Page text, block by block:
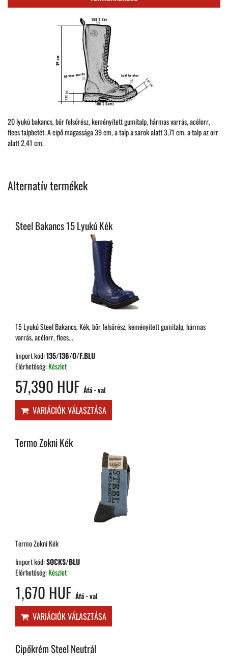
20 lyukú bakancs, bőr felsőrész, keményített gumitalp, hármas varrás, acélorr,
flees talpbetét. A cipő magassága 39 cm, a talp a sarok alatt 3,71 cm, a talp az orr
alatt 2,41 cm.
Alternatív termékek
Steel Bakancs 15 Lyukú Kék
15 Lyukú Steel Bakancs, Kék, bőr felsőrész, keményített gumitalp, hármas
varrás, acélorr, flees...
Import kód:135/136/O/F.BLU
Elérhetőség:Készlet
57,390 HUF Áfá - val
VARIÁCIÓK VÁLASZTÁSA
Termo Zokni Kék
Termo Zokni Kék
Import kód:SOCKS/BLU
Elérhetőség:Készlet
1,670 HUF Áfá - val
VARIÁCIÓK VÁLASZTÁSA
Cipőkrém Steel Neutrál